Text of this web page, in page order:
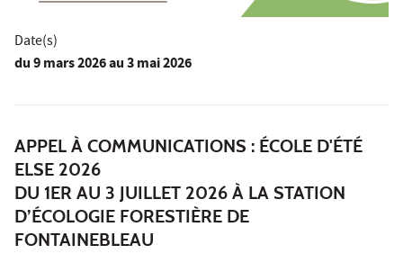
Date(s)
du9 mars 2026au 3 mai 2026
APPEL À COMMUNICATIONS : ÉCOLE D'ÉTÉ
ELSE 2026
DU 1ER AU 3 JUILLET 2026 À LA STATION
D’ÉCOLOGIE FORESTIÈRE DE
FONTAINEBLEAU